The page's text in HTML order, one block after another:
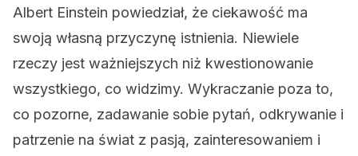
Albert Einstein powiedział, że ciekawość ma
swoją własną przyczynę istnienia. Niewiele
rzeczy jest ważniejszych niż kwestionowanie
wszystkiego, co widzimy. Wykraczanie poza to,
co pozorne, zadawanie sobie pytań, odkrywanie i
patrzenie na świat z pasją, zainteresowaniem i